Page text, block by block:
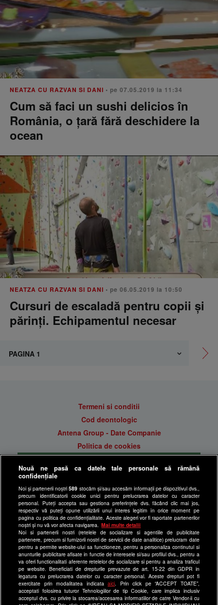
NEATZA CU RAZVAN SI DANI • pe 07.05.2019 la 11:34
Cum să faci un sushi delicios în
România, o țară fără deschidere la
ocean
NEATZA CU RAZVAN SI DANI • pe 06.05.2019 la 10:50
Cursuri de escaladă pentru copii și
părinți. Echipamentul necesar
Termeni si conditii
Cod deontologic
Antena Group - Date Companie
Politica de cookies
Politica de confidentialitate
Anunturi gratuite pe Lajumate.ro
Ultimele Stiri
Program Happy Channel
Echipa editorială
Site-uri Antena Group
a1.ro
antenastars.ro
as.ro
catine.ro
Nouă ne pasă ca datele tale personale să rămână
confidențiale
Noi și partenerii noștri589 stocăm și/sau accesăm informații pe dispozitivul dvs.,
precum identificatorii cookie unici pentru prelucrarea datelor cu caracter
personal. Puteți accepta sau gestiona preferințele dvs. făcând clic mai jos,
respectiv vă puteți opune utilizării unui interes legitim în orice moment pe
pagina cu politica de confidențialitate. Aceste alegeri vor fi raportate partenerilor
noștri și nu vă vor afecta navigarea.
Mai multe detalii
Noi si partenerii nostri (retelele de socializare si agentiile de publicitate
partenere, precum si furnizorii nostri de servicii de date analitice) prelucram date
pentru a permite website-ului sa functioneze, pentru a personaliza continutul si
anunturile publicitare afisate in functie de interesele si/sau profilul dvs., pentru a
va oferi functionalitati aferente retelelor de socializare si pentru a analiza traficul
pe website. Beneficiati de drepturile prevazute de art. 15-22 din GDPR in
legatura cu prelucrarea datelor cu caracter personal. Aceste drepturi pot fi
exercitate prin modalitatea indicataaici . Prin click pe “ACCEPT TOATE”,
acceptati folosirea tuturor Tehnologiilor de tip Cookie, care implica inclusiv
acceptul dvs. cu privire la stocarea/accesarea informatiilor de catre Vendor-ii cu